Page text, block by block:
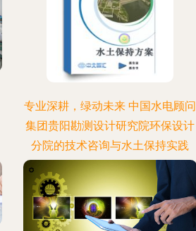
专业深耕，绿动未来 中国水电顾问
集团贵阳勘测设计研究院环保设计
分院的技术咨询与水土保持实践